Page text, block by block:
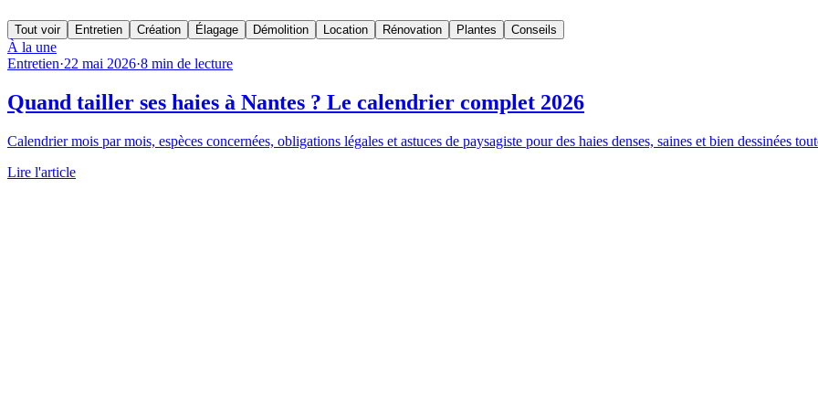
Tout voir Entretien Création Élagage Démolition Location Rénovation Plantes Conseils
À la une
Entretien·22 mai 2026·8 min de lecture
Quand tailler ses haies à Nantes ? Le calendrier complet 2026
Calendrier mois par mois, espèces concernées, obligations légales et astuces de paysagiste pour des haies denses, saines et bien dessinées
Lire l'article